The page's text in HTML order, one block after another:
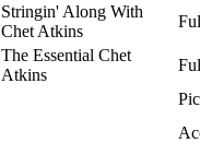
Stringin' Along With
Chet Atkins
The Essential Chet
Atkins